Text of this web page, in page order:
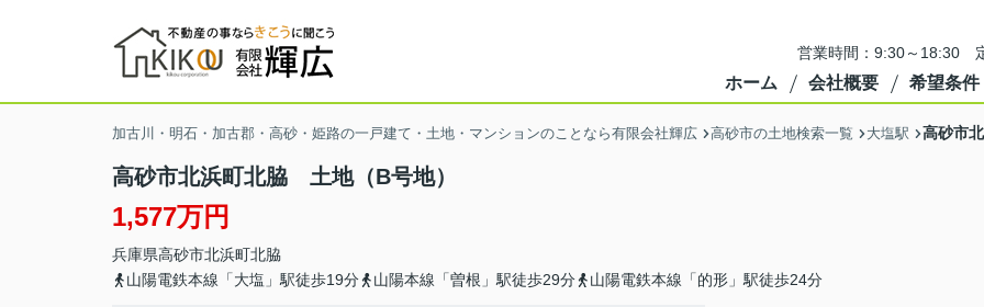
営業時間：9:30～18:30
ホーム 会社概要 希望条件
加古川・明石・加古郡・高砂・姫路の一戸建て・土地・マンションのことなら有限会社輝広 高砂市の土地検索一覧 大塩駅 高砂市
高砂市北浜町北脇 土地（B号地）
1,577万円
兵庫県高砂市北浜町北脇
山陽電鉄本線「大塩」駅徒歩19分
山陽本線「曽根」駅徒歩29分 山陽電鉄本線「的形」駅徒歩24分